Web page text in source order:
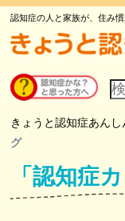
認知症の人と家族が、住み
イ
ト
検
索
きょうと認知症あんし
グ
「認知症